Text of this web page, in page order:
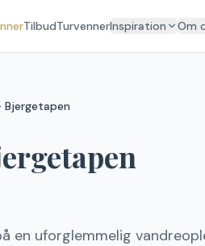
TilbudTurvennerInspiration Om
en uforglemmelig